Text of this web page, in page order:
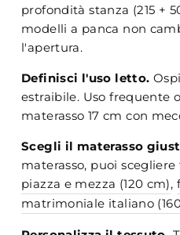
profondità stanza (215 +
modelli a panca non
l'apertura.
Definisci l'uso letto.
estraibile. Uso frequente
materasso 17 cm con
Scegli il materasso
materasso, puoi scegliere
piazza e mezza (120 cm),
matrimoniale italiano